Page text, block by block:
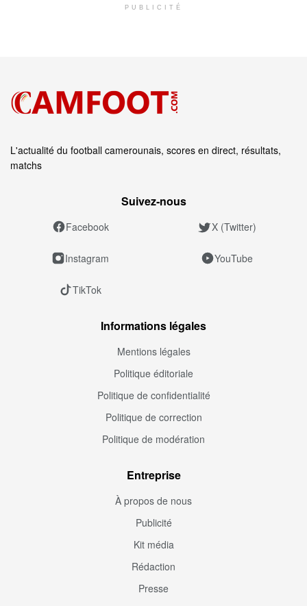
PUBLICITÉ
L'actualité du football camerounais, scores en direct, résultats,
matchs
Suivez‑nous
Facebook X (Twitter)
Instagram YouTube
TikTok
Informations légales
Mentions légales
Politique éditoriale
Politique de confidentialité
Politique de correction
Politique de modération
Entreprise
À propos de nous
Publicité
Kit média
Rédaction
Presse